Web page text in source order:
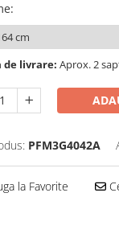
:
de livrare: Aprox. 2
PFM3G4042A
la Favorite